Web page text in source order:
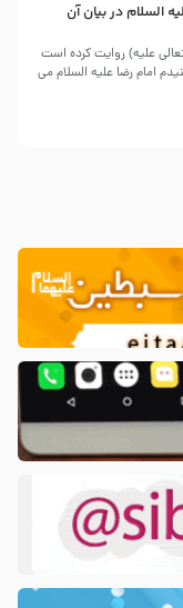
السلام در بیان آن
علیه) روایت کرده است
امام رضا علیه السلام می